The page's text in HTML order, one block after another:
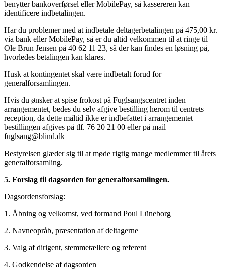
benytter bankoverførsel eller MobilePay, så kassereren kan
identificere indbetalingen.
Har du problemer med at indbetale deltagerbetalingen på 475,00 kr.
via bank eller MobilePay, så er du altid velkommen til at ringe til
Ole Brun Jensen på 40 62 11 23, så der kan findes en løsning på,
hvorledes betalingen kan klares.
Husk at kontingentet skal være indbetalt forud for
generalforsamlingen.
Hvis du ønsker at spise frokost på Fuglsangscentret inden
arrangementet, bedes du selv afgive bestilling herom til centrets
reception, da dette måltid ikke er indbefattet i arrangementet –
bestillingen afgives på tlf. 76 20 21 00 eller på mail
fuglsang@blind.dk
Bestyrelsen glæder sig til at møde rigtig mange medlemmer til årets
generalforsamling.
5. Forslag til dagsorden for generalforsamlingen.
Dagsordensforslag:
1. Åbning og velkomst, ved formand Poul Lüneborg
2. Navneopråb, præsentation af deltagerne
3. Valg af dirigent, stemmetællere og referent
4. Godkendelse af dagsorden